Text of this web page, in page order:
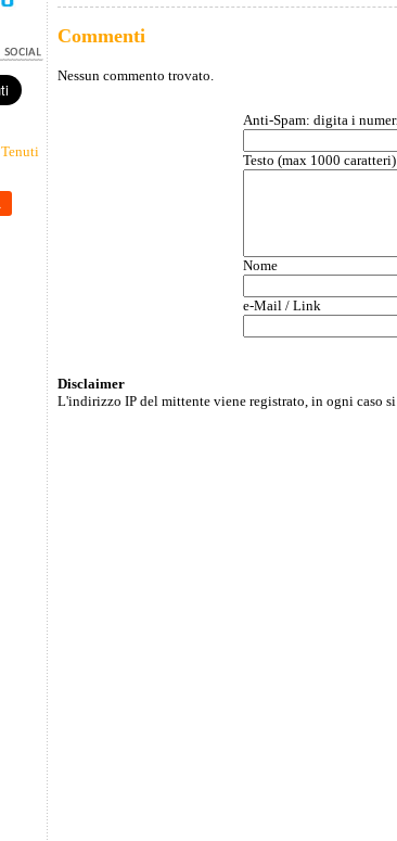
Commenti
Nessun commento trovato.
Anti-Spam: digita i
Testo (max 1000 caratteri)
Nome
e-Mail / Link
Disclaimer
L'indirizzo IP del mittente viene registrato, in ogni caso si